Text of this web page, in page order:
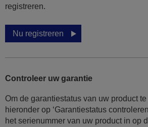
registreren.
Nu registreren
Controleer uw garantie
Om de garantiestatus van uw product
hieronder op ‘Garantiestatus
het serienummer van uw product in op